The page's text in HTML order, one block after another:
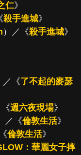
仁》
殺手進城》
）／《殺手進城》
／《了不起的麥瑟
週六夜現場》
／《倫敦生活》
倫敦生活》
：華麗女子摔